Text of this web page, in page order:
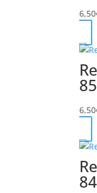
6,50
85
6,50
84